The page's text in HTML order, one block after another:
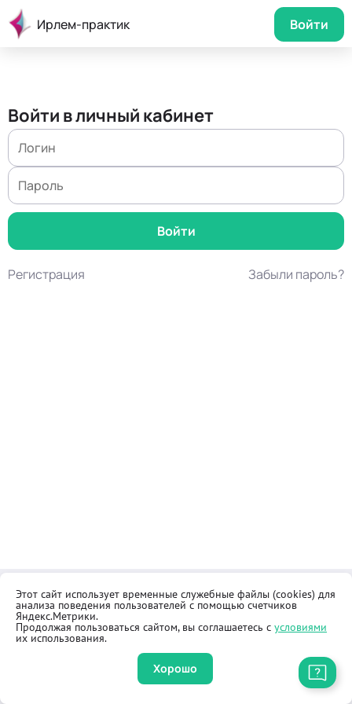
Ирлем-практик Войти
Войти в личный кабинет
Регистрация Забыли пароль?
Контакты
Как купить
Общественная приёмная
Реквизиты
Оферта
Правила продажи товаров
Этот сайт использует временные служебные файлы (cookies) для
анализа поведения пользователей с помощью счетчиков
Яндекс.Метрики.
Продолжая пользоваться сайтом, вы соглашаетесь с условиями
их использования.
Хорошо